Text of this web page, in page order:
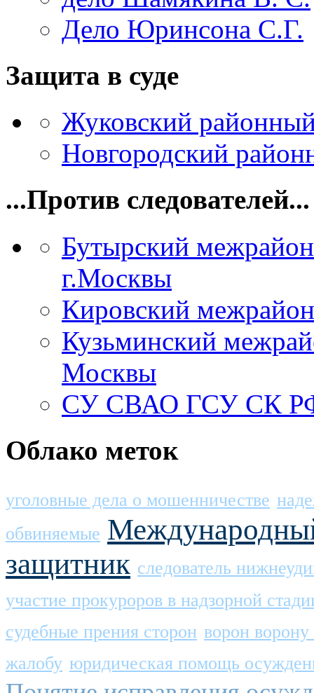
Дело Юринсона С.Г.
Защита в суде
Жуковский
Новгородский
...Против следователей...
Бутырский
г.Москвы
Кировский
Кузьминский
Москвы
СУ СВАО ГСУ СК
Облако меток
уголовные дела о мошенничестве
обвиняемые
защитник следователь
участие прокуроров в надзорной
судебные прения сторон ворон
жалобу юридическая помощь